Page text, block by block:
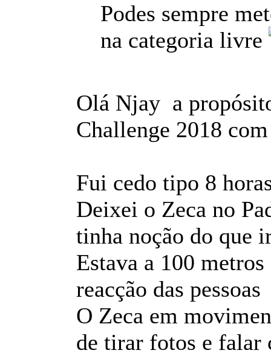
Podes sempre
na categoria livre
Olá Njay a
Challenge 2018
Fui cedo tipo 8
Deixei o Zeca no
tinha noção do que
Estava a 100
reacção das
O Zeca em
de tirar fotos e falar